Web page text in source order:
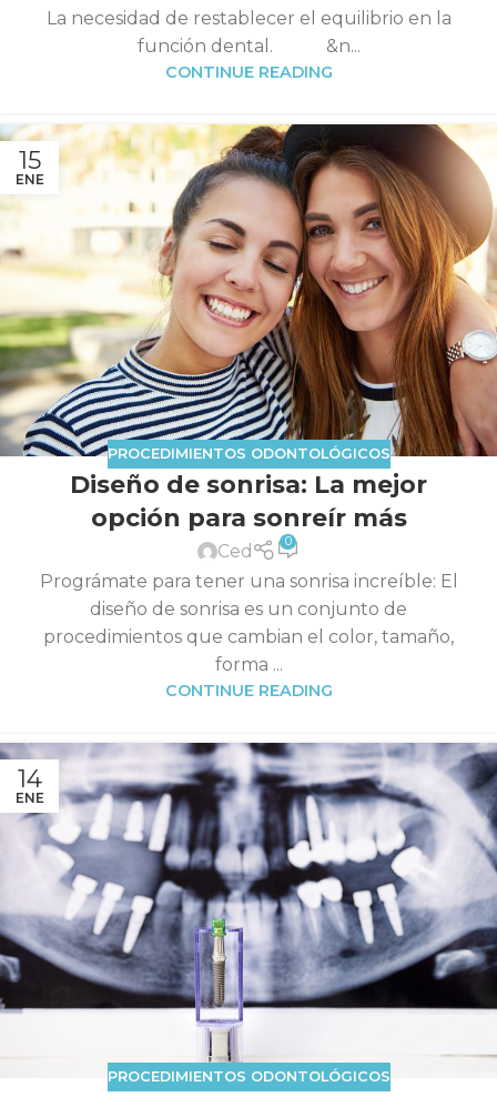
La necesidad de restablecer el equilibrio en la
función dental. &n...
CONTINUE READING
15
ENE
PROCEDIMIENTOS ODONTOLÓGICOS
Diseño de sonrisa: La mejor
opción para sonreír más
Ced 0
Prográmate para tener una sonrisa increíble: El
diseño de sonrisa es un conjunto de
procedimientos que cambian el color, tamaño,
forma ...
CONTINUE READING
14
ENE
PROCEDIMIENTOS ODONTOLÓGICOS